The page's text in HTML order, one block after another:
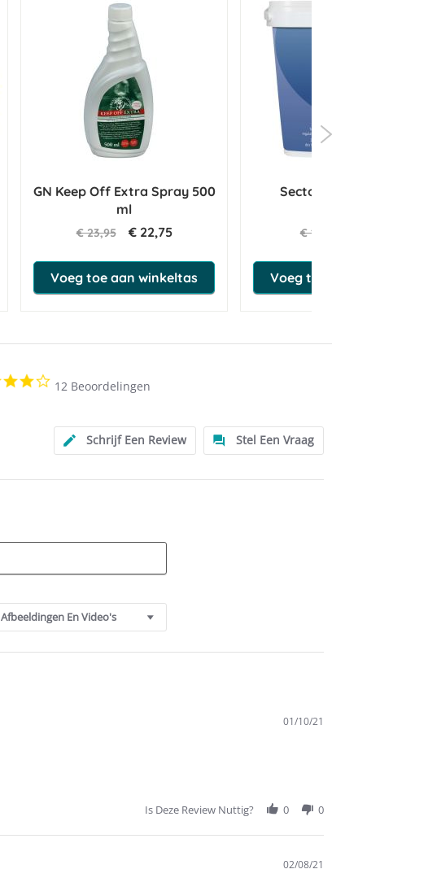
GN Keep Off Extra Spray 500
ml
€ 23,95 € 22,75
Voeg toe aan winkeltas
Sectolin Electrolytes
€ 15,95
Voeg toe aan winkeltas
4.2
star
12 Beoordelingen
Schrijf Een Review
Stel Een Vraag
Afbeeldingen En Video's
01/10/21
Is Deze Review Nuttig? 0 0
02/08/21